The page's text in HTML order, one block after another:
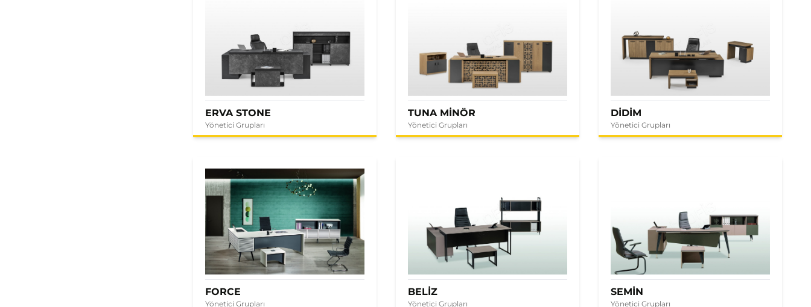
ERVA STONE
Yönetici Grupları
TUNA MİNÖR
Yönetici Grupları
DİDİM
Yönetici Grupları
FORCE
Yönetici Grupları
BELİZ
Yönetici Grupları
SEMİN
Yönetici Grupları